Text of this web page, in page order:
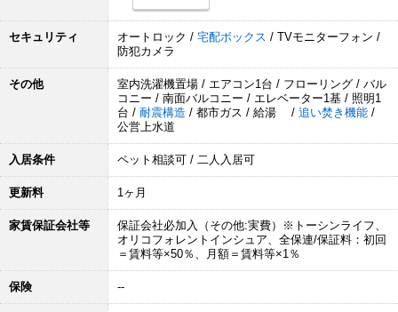
セキュリティ オートロック / 宅配ボックス / TVモニターフォン /
防犯カメラ
その他
室内洗濯機置場 / エアコン1台 / フローリング / バル
コニー / 南面バルコニー / エレベーター1基 / 照明1
台 / 耐震構造 / 都市ガス / 給湯 / 追い焚き機能 /
公営上水道
入居条件 ペット相談可 / 二人入居可
更新料 1ヶ月
家賃保証会社等
保証会社必加入（その他:実費）※トーシンライフ、
オリコフォレントインシュア、全保連/保証料：初回
＝賃料等×50％、月額＝賃料等×1％
保険 --